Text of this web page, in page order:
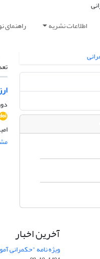
اطلاعات نشریه راهنمای
دوره 1،
آخرین اخبار
ویژه نامه "حکمرانی